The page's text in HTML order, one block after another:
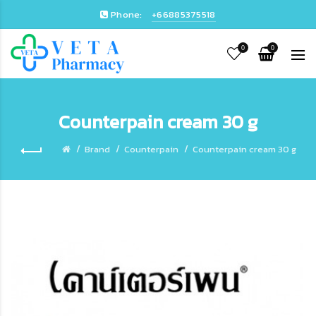
Phone: +66885375518
0 0
Counterpain cream 30 g
Brand Counterpain Counterpain cream 30 g